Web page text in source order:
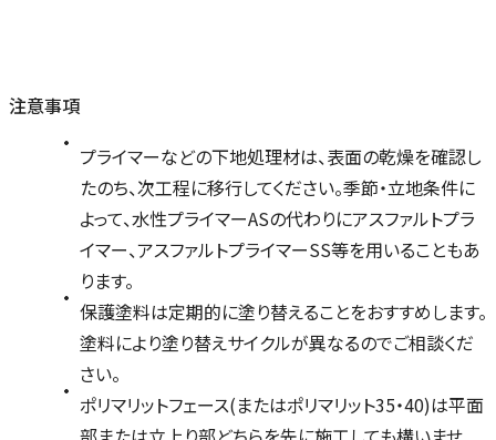
注意事項
プライマーなどの下地処理材は、表面の乾燥を確認し
たのち、次工程に移行してください。季節・立地条件に
よって、水性プライマーASの代わりにアスファルトプラ
イマー、アスファルトプライマーSS等を用いることもあ
ります。
保護塗料は定期的に塗り替えることをおすすめします。
塗料により塗り替えサイクルが異なるのでご相談くだ
さい。
ポリマリットフェース(またはポリマリット35・40)は平面